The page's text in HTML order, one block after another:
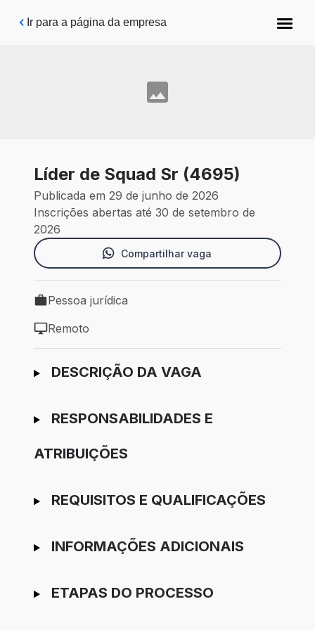
Pular para o conteúdo principal
Ir para a página da empresa
Líder de Squad Sr (4695)
Publicada em 29 de junho de 2026
Inscrições abertas até 30 de setembro de
2026
Compartilhar vaga
Tipo de vaga: Pessoa jurídica
Pessoa jurídica
Modelo de trabalho: Remoto
Remoto
Ir para candidatura
DESCRIÇÃO DA VAGA
RESPONSABILIDADES E
ATRIBUIÇÕES
REQUISITOS E QUALIFICAÇÕES
INFORMAÇÕES ADICIONAIS
ETAPAS DO PROCESSO